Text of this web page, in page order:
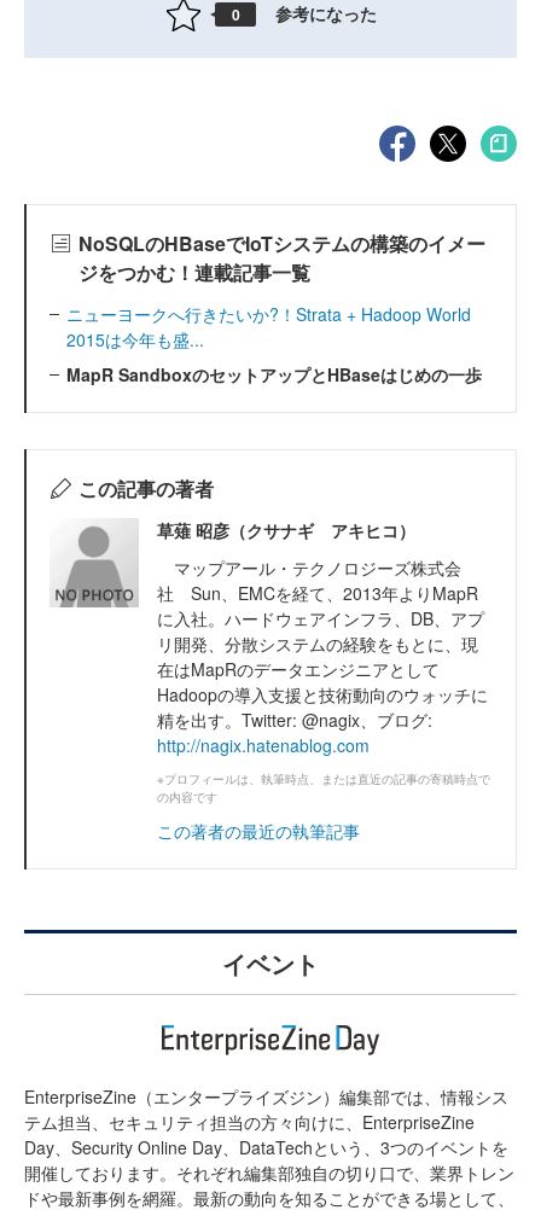
0 参考になった
NoSQLのHBaseでIoTシステムの構築のイメー
ジをつかむ！連載記事一覧
ニューヨークへ行きたいか?！Strata + Hadoop World
2015は今年も盛...
MapR SandboxのセットアップとHBaseはじめの一歩
この記事の著者
草薙 昭彦（クサナギ アキヒコ）
マップアール・テクノロジーズ株式会
社 Sun、EMCを経て、2013年よりMapR
に入社。ハードウェアインフラ、DB、アプ
リ開発、分散システムの経験をもとに、現
在はMapRのデータエンジニアとして
Hadoopの導入支援と技術動向のウォッチに
精を出す。Twitter: @nagix、ブログ:
http://nagix.hatenablog.com
※プロフィールは、執筆時点、または直近の記事の寄稿時点で
の内容です
この著者の最近の執筆記事
イベント
EnterpriseZine（エンタープライズジン）編集部では、情報シス
テム担当、セキュリティ担当の方々向けに、EnterpriseZine
Day、Security Online Day、DataTechという、3つのイベントを
開催しております。それぞれ編集部独自の切り口で、業界トレン
ドや最新事例を網羅。最新の動向を知ることができる場として、